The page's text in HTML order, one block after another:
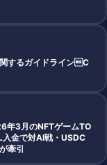
するガイドラインC
年3月のNFTゲームTO
金で対AI戦・USDC
牽引